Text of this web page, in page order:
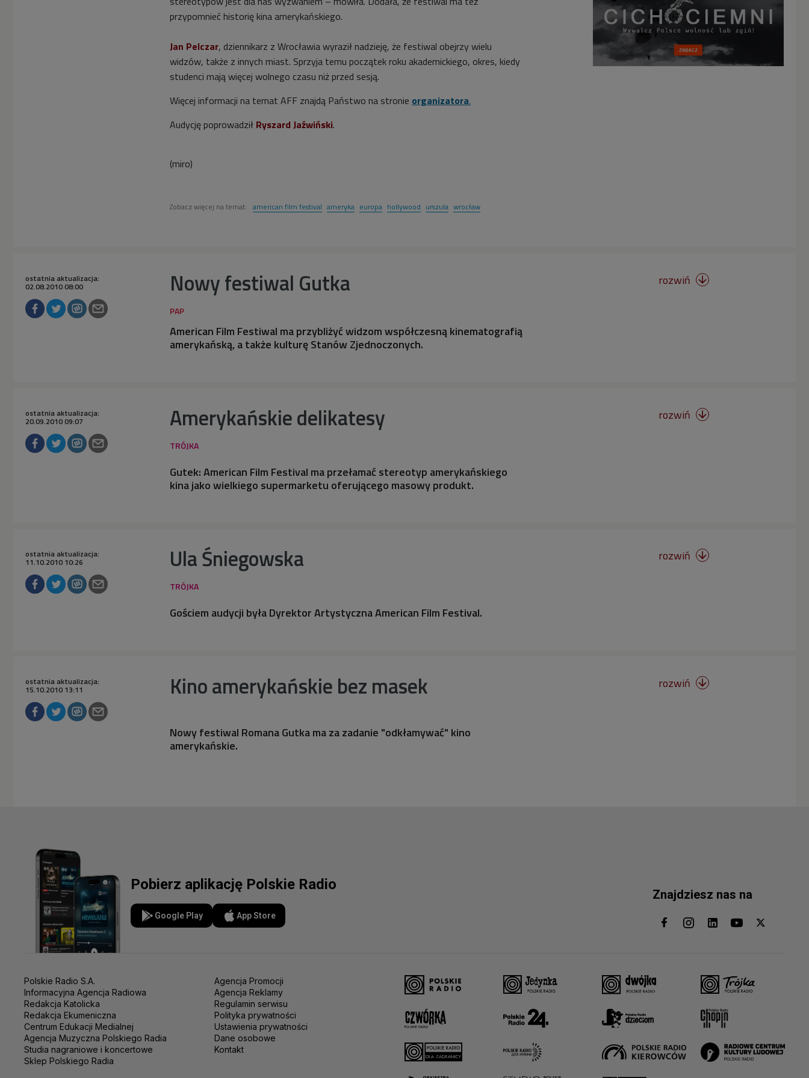
przypomnieć historię kina amerykańskiego.
Jan Pelczar, dziennikarz z Wrocławia wyraził nadzieję, że festiwal obejrzy wielu
widzów, także z innych miast. Sprzyja temu początek roku akademickiego, okres, kiedy
studenci mają więcej wolnego czasu niż przed sesją.
Więcej informacji na temat AFF znajdą Państwo na stronie organizatora.
Audycję poprowadził Ryszard Jaźwiński.
(miro)
Zobacz więcej na temat: american film festival ameryka europa hollywood urszula wrocław
Nowy festiwal Gutka
ostatnia aktualizacja:
02.08.2010 08:00
American Film Festiwal ma przybliżyć widzom współczesną kinematografią
amerykańską, a także kulturę Stanów Zjednoczonych.
rozwiń 
Amerykańskie delikatesy
ostatnia aktualizacja:
20.09.2010 09:07
Gutek: American Film Festival ma przełamać stereotyp amerykańskiego
kina jako wielkiego supermarketu oferującego masowy produkt.
rozwiń 
Ula Śniegowska
ostatnia aktualizacja:
11.10.2010 10:26
Gościem audycji była Dyrektor Artystyczna American Film Festival.
rozwiń 
Kino amerykańskie bez masek
ostatnia aktualizacja:
15.10.2010 13:11
Nowy festiwal Romana Gutka ma za zadanie "odkłamywać" kino
amerykańskie.
rozwiń 
Pobierz aplikację Polskie Radio
Google Play App Store
Znajdziesz nas na
Polskie Radio S.A.
Informacyjna Agencja Radiowa
Redakcja Katolicka
Redakcja Ekumeniczna
Centrum Edukacji Medialnej
Agencja Muzyczna Polskiego Radia
Studia nagraniowe i koncertowe
Sklep Polskiego Radia
Agencja Promocji
Agencja Reklamy
Regulamin serwisu
Polityka prywatności
Ustawienia prywatności
Dane osobowe
Kontakt